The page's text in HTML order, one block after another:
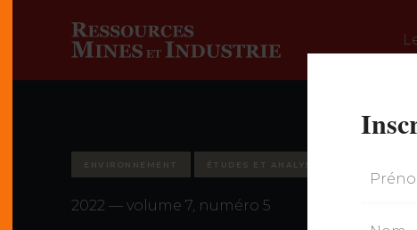
ENVIRONNEMENT ÉTUDES ET ANALYSES
2022 — volume 7, numéro 5